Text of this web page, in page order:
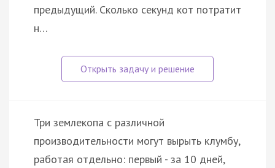
предыдущий. Сколько секунд кот потратит
н…
Три землекопа с различной
производительности могут вырыть клумбу,
работая отдельно: первый - за 10 дней,